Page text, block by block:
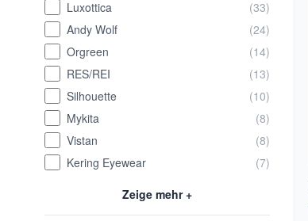
Luxottica
(33)
Andy Wolf
(24)
Orgreen
(14)
RES/REI
(13)
Silhouette
(10)
Mykita
(8)
Vistan
(8)
Kering Eyewear
(7)
Zeige mehr +